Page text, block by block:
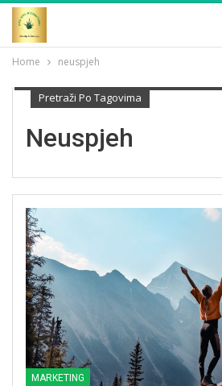
Home neuspjeh
Pretraži Po Tagovima
Neuspjeh
MARKETING